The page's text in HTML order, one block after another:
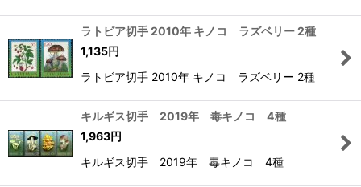
ラトビア切手 2010年 キノコ ラズベリー 2種
1,135円
ラトビア切手 2010年 キノコ ラズベリー 2種
キルギス切手 2019年 毒キノコ 4種
1,963円
キルギス切手 2019年 毒キノコ 4種